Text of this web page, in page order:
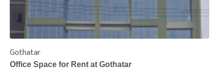
Gothatar
Office Space for Rent at Gothatar